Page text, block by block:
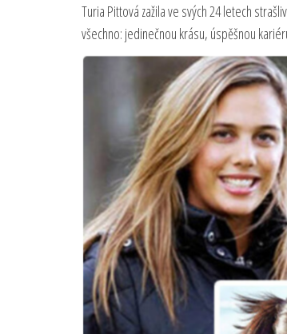
Turia Pittová zažila ve svých 24 letech
všechno: jedinečnou krásu, úspěšnou